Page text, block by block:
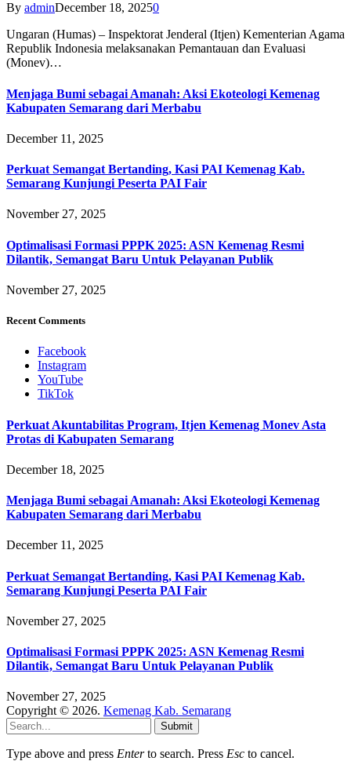
By adminDecember 18, 20250
Ungaran (Humas) – Inspektorat Jenderal (Itjen) Kementerian Agama
Republik Indonesia melaksanakan Pemantauan dan Evaluasi
(Monev)…
Menjaga Bumi sebagai Amanah: Aksi Ekoteologi Kemenag
Kabupaten Semarang dari Merbabu
December 11, 2025
Perkuat Semangat Bertanding, Kasi PAI Kemenag Kab.
Semarang Kunjungi Peserta PAI Fair
November 27, 2025
Optimalisasi Formasi PPPK 2025: ASN Kemenag Resmi
Dilantik, Semangat Baru Untuk Pelayanan Publik
November 27, 2025
Recent Comments
Facebook
Instagram
YouTube
TikTok
Perkuat Akuntabilitas Program, Itjen Kemenag Monev Asta
Protas di Kabupaten Semarang
December 18, 2025
Menjaga Bumi sebagai Amanah: Aksi Ekoteologi Kemenag
Kabupaten Semarang dari Merbabu
December 11, 2025
Perkuat Semangat Bertanding, Kasi PAI Kemenag Kab.
Semarang Kunjungi Peserta PAI Fair
November 27, 2025
Optimalisasi Formasi PPPK 2025: ASN Kemenag Resmi
Dilantik, Semangat Baru Untuk Pelayanan Publik
November 27, 2025
Copyright © 2026. Kemenag Kab. Semarang
Submit
Type above and press Enterto search. Press Esc to cancel.